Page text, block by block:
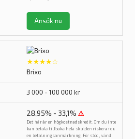
Ansök nu
★★★★☆
Brixo
3 000 - 100 000 kr
28,95% - 33,1% ⚠
Det här är en högkostnadskredit. Om du inte
kan betala tillbaka hela skulden riskerar du
en betalningsanmärkning. För stöd, vänd